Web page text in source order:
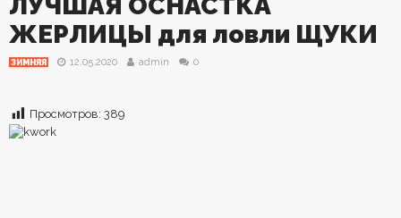
ЖЕРЛИЦЫ для ловли ЩУКИ
ЗИМНЯЯ 12.05.2020 admin 0
Просмотров: 389